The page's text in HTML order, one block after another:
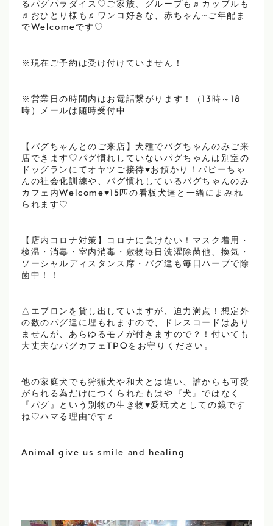
るパグパラダイス♡ご家族、グループも♬カップルも
♬おひとり様も♬ワンコ好きな、赤ちゃん~ご年配ま
でWelcomeです♡
※現在ご予約は受け付けていません！
※営業日の時間内はお電話繋がります！（13時～18
時）メールは随時受付中
【パグちゃんとのご来店】犬種でパグちゃんのみご来
店できます♡パグ慣れしていないパグちゃんは別室の
ドッグランにてオヤツご接待♥お預かり！パピーちゃ
んの社会化訓練や、パグ慣れしているパグちゃんのみ
カフェ内Welcome♥15匹の看板犬達と一緒にまみれ
られます♡
【店内コロナ対策】コロナに負けない！マスク着用・
検温・消毒・室内消毒・敷物毎日洗濯除菌他、換気・
ソーシャルディスタンス席・パグ達も毎日ハーブで除
菌中！！
△エプロンを貸し出していますが、迫力満点！想定外
の数のパグ達に埋もれますので、ドレスコードはあり
ませんが、あらゆるモノが付きますので？！付いても
大丈夫なパグカフェTPOをお守りください。
他の家庭犬でも狩猟犬や和犬とは違い、誰からも可愛
がられる為だけにつくられたもはや『犬』ではなく
『パグ』という別物の生き物♥愛玩犬としての鏡です
ね♡ハマる理由です♬
Animal give us smile and healing